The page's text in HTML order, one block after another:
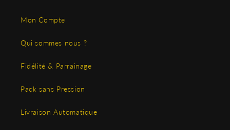
Mon Compte
Qui sommes nous ?
Fidélité & Parrainage
Pack sans Pression
Livraison Automatique